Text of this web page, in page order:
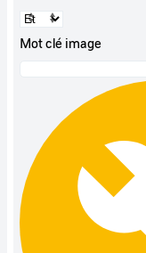
Mot clé image